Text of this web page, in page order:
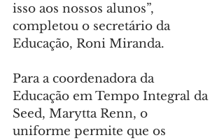
isso aos nossos alunos”,
completou o secretário da
Educação, Roni Miranda.
Para a coordenadora da
Educação em Tempo Integral da
Seed, Marytta Renn, o
uniforme permite que os